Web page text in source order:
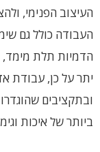
העיצוב הפנימי,
העבודה כולל גם
הדמיות תלת מימד,
יתר על כן, עבודת
ובתקציבים
ביותר של איכות